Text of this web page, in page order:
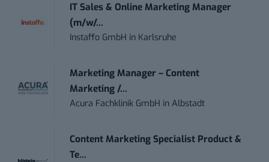
IT Sales & Online Marketing Manager
(m/w/...
Instaffo GmbH in Karlsruhe
Marketing Manager – Content
Marketing /...
Acura Fachklinik GmbH inAlbstadt
Content Marketing Specialist Product &
Te...